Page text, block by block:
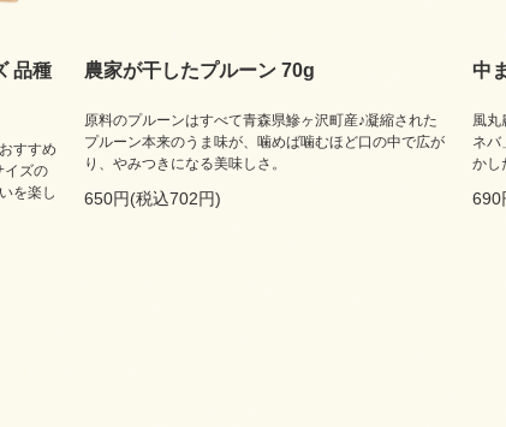
品種
すすめ
イズの
を楽し
農家が干したプルーン 70g
原料のプルーンはすべて青森県鰺ヶ沢町産♪凝縮された
プルーン本来のうま味が、噛めば噛むほど口の中で広が
り、やみつきになる美味しさ。
650円(税込702円)
中
風丸
ネバ
かし
690